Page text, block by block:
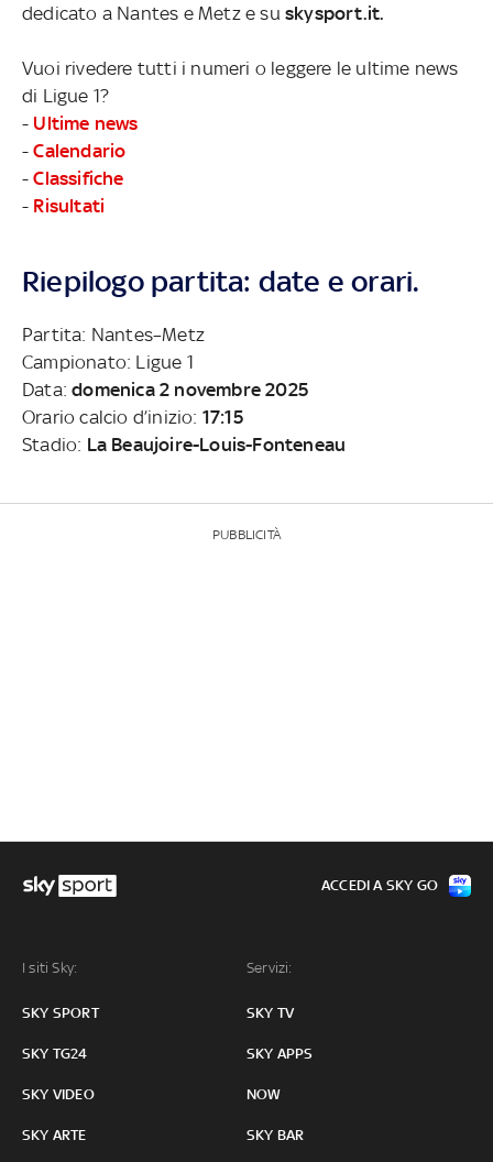
dedicato a Nantes e Metz e su skysport.it.
Vuoi rivedere tutti i numeri o leggere le ultime news
di Ligue 1?
- Ultime news
-Calendario
-Classifiche
- Risultati
Riepilogo partita: date e orari.
Partita: Nantes–Metz
Campionato: Ligue 1
Data:domenica 2 novembre 2025
Orario calcio d’inizio: 17:15
Stadio: La Beaujoire-Louis-Fonteneau
PUBBLICITÀ
I siti Sky:
SKY SPORT
SKY TG24
SKY VIDEO
SKY ARTE
Servizi:
SKY TV
SKY APPS
NOW
SKY BAR
ACCEDI A SKY GO